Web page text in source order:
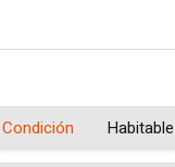
Condición Habitable